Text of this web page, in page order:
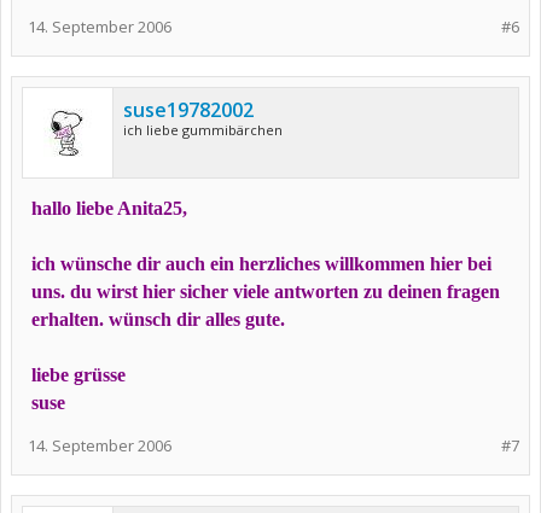
#6
14. September 2006
suse19782002
ich liebe gummibärchen
hallo liebe Anita25,
ich wünsche dir auch ein herzliches willkommen hier bei
uns. du wirst hier sicher viele antworten zu deinen fragen
erhalten. wünsch dir alles gute.
liebe grüsse
suse
#7
14. September 2006